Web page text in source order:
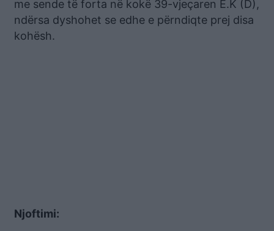
me sende të forta në kokë 39-vjeçaren E.K (D),
ndërsa dyshohet se edhe e përndiqte prej disa
kohësh.
Njoftimi: